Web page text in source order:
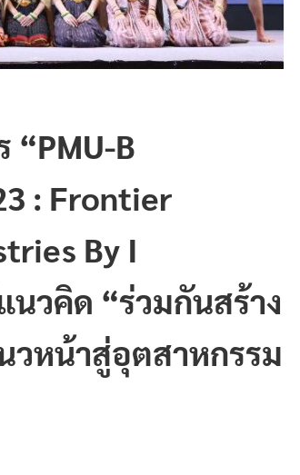
B
: Frontier
By I
นวคิด “ร่วมกันสร้าง
วหน้าสู่อุตสาหกรรม